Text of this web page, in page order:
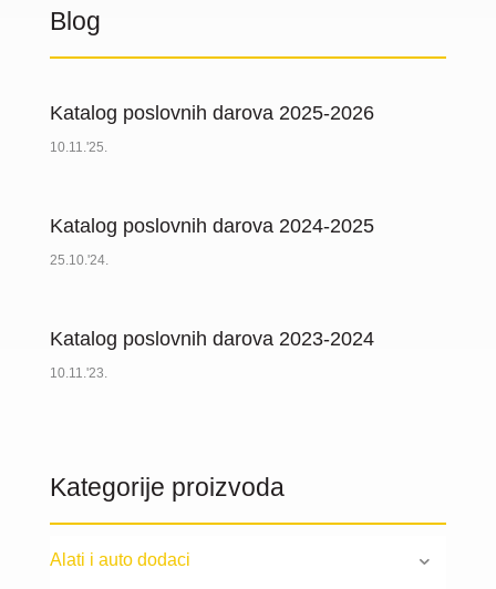
Blog
Katalog poslovnih darova 2025-2026
10.11.'25.
Katalog poslovnih darova 2024-2025
25.10.'24.
Katalog poslovnih darova 2023-2024
10.11.'23.
Kategorije proizvoda
Alati i auto dodaci